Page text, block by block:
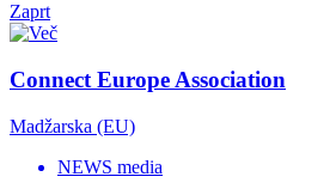
Zaprt
Connect Europe Association
Madžarska (EU)
NEWS media